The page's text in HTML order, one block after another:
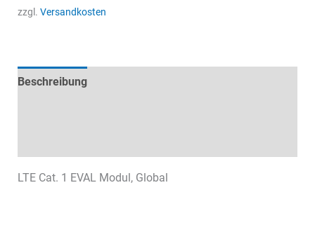
G
Menge
zzgl. Versandkosten
Beschreibung
LTE Cat. 1 EVAL Modul, Global